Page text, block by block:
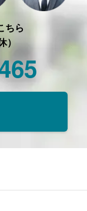
ちら